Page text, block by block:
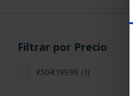
Filtrar por Precio
€50-€199,99 (1)